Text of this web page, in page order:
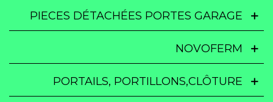
PIECES DÉTACHÉES PORTES GARAGE
NOVOFERM
PORTAILS, PORTILLONS,CLÔTURE